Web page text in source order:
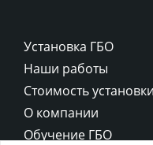
Установка ГБО
Наши работы
Стоимость установки
О компании
Обучение ГБО